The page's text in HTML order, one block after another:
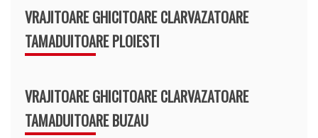
VRAJITOARE GHICITOARE CLARVAZATOARE
TAMADUITOARE PLOIESTI
VRAJITOARE GHICITOARE CLARVAZATOARE
TAMADUITOARE BUZAU